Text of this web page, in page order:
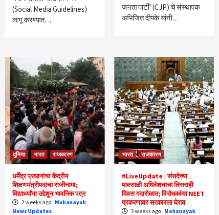
(Social Media Guidelines)
लागू करण्यात…
जनता पार्टी’ (CJP) चे संस्थापक
अभिजित दीपके यांनी…
दुनिया भारत राजकारण
धर्मेंद्र प्रधानांचा केंद्रीय
शिक्षणमंत्रीपदाचा राजीनामा;
विद्यार्थ्यांना उद्देशून भावनिक पत्र
2 weeks ago Mahanayak
News Updates
भारत राजकारण
#LiveUpdate | संसदेच्या
पावसाळी अधिवेशनाचा तिसराही
दिवस गदारोळात; विरोधकांचा NEET
प्रकरणावर सरकारला घेराव
3 weeks ago Mahanayak